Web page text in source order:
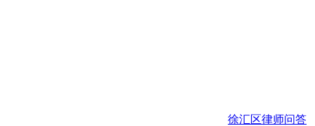
徐汇区律师问答